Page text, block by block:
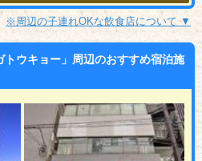
※周辺の子連れOKな飲食店について ▼
トウキョー」周辺のおすすめ宿泊施